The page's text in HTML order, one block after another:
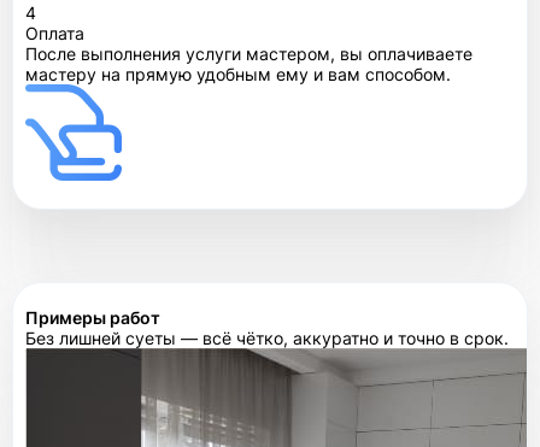
4
Оплата
После выполнения услуги мастером, вы оплачиваете
мастеру на прямую удобным ему и вам способом.
Примеры работ
Без лишней суеты — всё чётко, аккуратно и точно в срок.